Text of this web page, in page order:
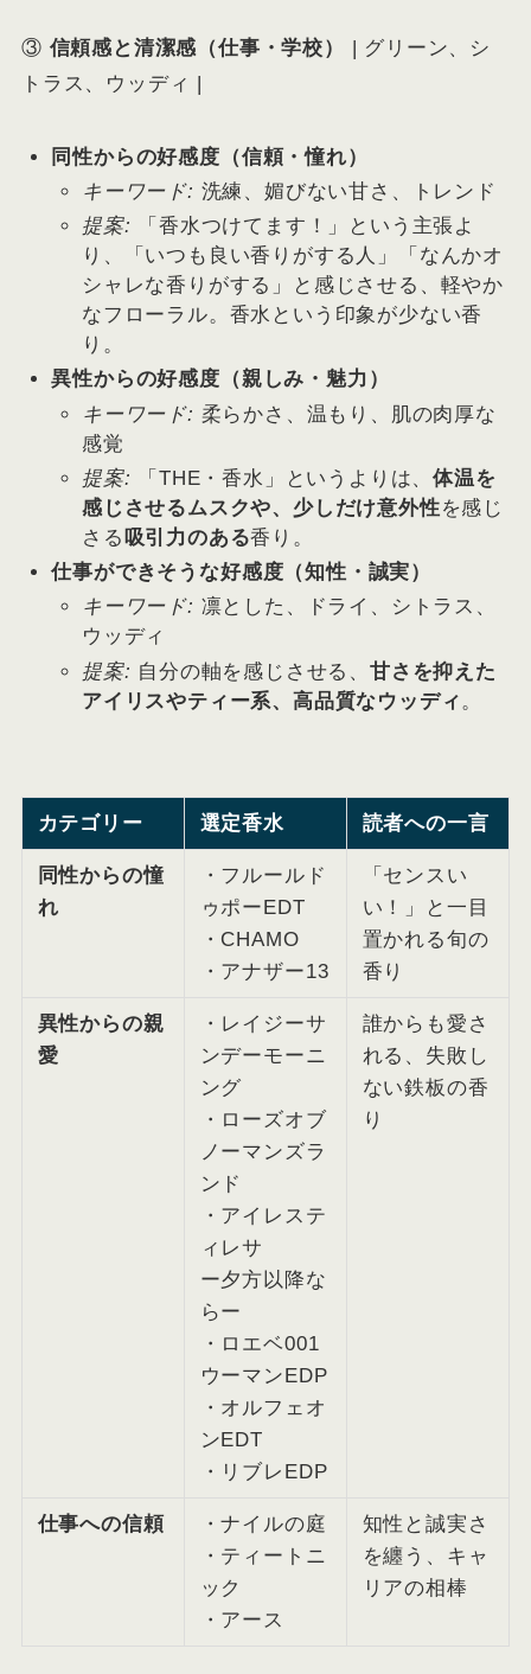
③ 信頼感と清潔感（仕事・学校）
| グリーン、シ
トラス、ウッディ |
同性からの好感度（信頼・憧れ）
キーワード: 洗練、媚びない甘さ、トレンド
提案: 「香水つけてます！」という主張よ
り、「いつも良い香りがする人」「なんかオ
シャレな香りがする」と感じさせる、軽やか
なフローラル。香水という印象が少ない香
り。
異性からの好感度（親しみ・魅力）
キーワード: 柔らかさ、温もり、肌の肉厚な
感覚
提案: 「THE・香水」というよりは、体温を
感じさせるムスクや、少しだけ意外性を感じ
さる吸引力のある香り。
仕事ができそうな好感度（知性・誠実）
キーワード: 凛とした、ドライ、シトラス、
ウッディ
提案: 自分の軸を感じさせる、甘さを抑えた
アイリスやティー系、高品質なウッディ 。
カテゴリー 選定香水 読者への一言
同性からの憧
れ
・フルールド
ゥポーEDT
・CHAMO
・アナザー13
「センスい
い！」と一目
置かれる旬の
香り
異性からの親
愛
・レイジーサ
ンデーモーニ
ング
・ローズオブ
ノーマンズラ
ンド
・アイレステ
ィレサ
ー夕方以降な
らー
・ロエベ001
ウーマンEDP
・オルフェオ
ンEDT
・リブレEDP
誰からも愛さ
れる、失敗し
ない鉄板の香
り
仕事への信頼
・ナイルの庭
・ティートニ
ック
・アース
知性と誠実さ
を纏う、キャ
リアの相棒